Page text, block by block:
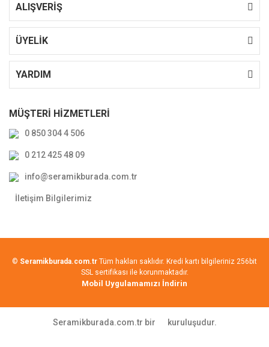
ALIŞVERİŞ
ÜYELİK
YARDIM
MÜŞTERİ HİZMETLERİ
0 850 304 4 506
0 212 425 48 09
info@seramikburada.com.tr
İletişim Bilgilerimiz
© Seramikburada.com.tr Tüm hakları saklıdır. Kredi kartı bilgileriniz 256bit
SSL sertifikası ile korunmaktadır.
Mobil Uygulamamızı İndirin
Seramikburada.com.tr bir kuruluşudur.